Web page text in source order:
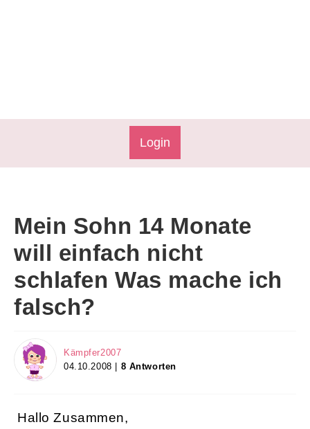
Login
Mein Sohn 14 Monate
will einfach nicht
schlafen Was mache ich
falsch?
Kämpfer2007
04.10.2008 | 8 Antworten
Hallo Zusammen,